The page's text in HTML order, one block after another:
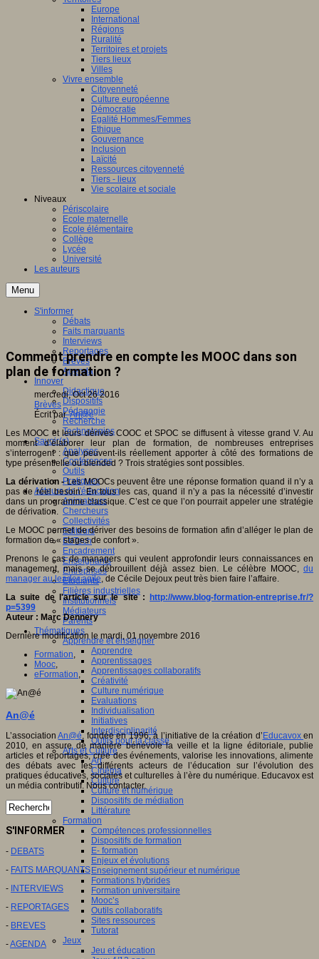
Europe
International
Régions
Ruralité
Territoires et projets
Tiers lieux
Villes
Vivre ensemble
Citoyenneté
Culture européenne
Démocratie
Egalité Hommes/Femmes
Ethique
Gouvernance
Inclusion
Laïcité
Ressources citoyenneté
Tiers - lieux
Vie scolaire et sociale
Niveaux
Périscolaire
Ecole maternelle
Ecole élémentaire
Collège
Lycée
Université
Les auteurs
Menu
S'informer
Débats
Faits marquants
Interviews
Reportages
Brèves
Agenda
Innover
Didactique
Dispositifs
Pédagogie
Recherche
Technologies
Savoir(s)
Analyses
Conférences
Outils
Pratiques
Acteurs de l'éducation
Animateurs
Chercheurs
Collectivités
Editeurs
EdTech
Encadrement
Enseignants
Entreprises
Etudiants
Filières industrielles
Institutionnels
Médiateurs
Parents
Thématiques
Apprendre et enseigner
Apprendre
Apprentissages
Apprentissages collaboratifs
Créativité
Culture numérique
Evaluations
Individualisation
Initiatives
Interdisciplinarité
Outils pour la classe
Arts et Culture
Art
Cinéma
Culture
Culture et numérique
Dispositifs de médiation
Littérature
Formation
Compétences professionnelles
Dispositifs de formation
E- formation
Enjeux et évolutions
Enseignement supérieur et numérique
Formations hybrides
Formation universitaire
Mooc’s
Outils collaboratifs
Sites ressources
Tutorat
Jeux
Jeu et éducation
Comment prendre en compte les MOOC dans son
plan de formation ?
mercredi, Oct 26 2016
Brèves
Écrit parAn@é
Les MOOC et leurs dérivés COOC et SPOC se diffusent à vitesse grand V. Au
moment d’élaborer leur plan de formation, de nombreuses entreprises
s’interrogent : que peuvent-ils réellement apporter à côté des formations de
type présentielle ou blended ? Trois stratégies sont possibles.
La dérivation -Les MOOCs peuvent être une réponse formation quand il n’y a
pas de réel besoin. En tous les cas, quand il n’y a pas la nécessité d’investir
dans un programme classique. C’est ce que l’on pourrait appeler une stratégie
de dérivation.
Le MOOC permet de dériver des besoins de formation afin d’alléger le plan de
formation de « stages de confort ».
Prenons le cas de managers qui veulent approfondir leurs connaissances en
management, mais se débrouillent déjà assez bien. Le célèbre MOOC, du
manager au leader agile, de Cécile Dejoux peut très bien faire l’affaire.
La suite de l'article sur le site : http://www.blog-formation-entreprise.fr/?
p=5399
Auteur : Marc Dennery
Dernière modification le mardi, 01 novembre 2016
Formation,
Mooc,
eFormation,
An@é
L’associationAn@é, fondée en 1996, à l’initiative de la création d’ Educavoxen
2010, en assure de manière bénévole la veille et la ligne éditoriale, publie
articles et reportages, crée des événements, valorise les innovations, alimente
des débats avec les différents acteurs de l’éducation sur l’évolution des
pratiques éducatives, sociales et culturelles à l’ère du numérique. Educavox est
un média contributif. Nous contacter.
S'INFORMER
- DEBATS
- FAITS MARQUANTS
- INTERVIEWS
- REPORTAGES
- BREVES
-AGENDA